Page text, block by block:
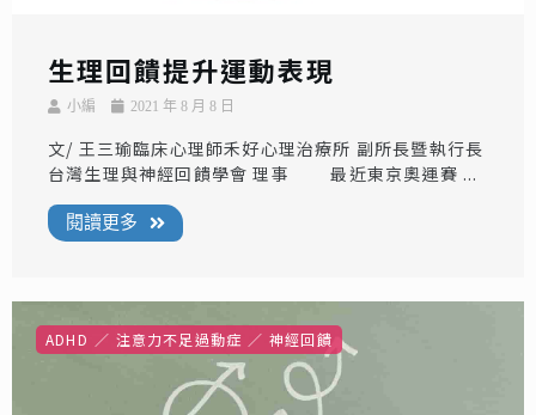
生理回饋提升運動表現
小編 2021 年 8 月 8 日
文/ 王三瑜臨床心理師禾好心理治療所 副所長暨執行長
台灣生理與神經回饋學會 理事 最近東京奧運賽 ...
閱讀更多
ADHD 注意力不足過動症 神經回饋